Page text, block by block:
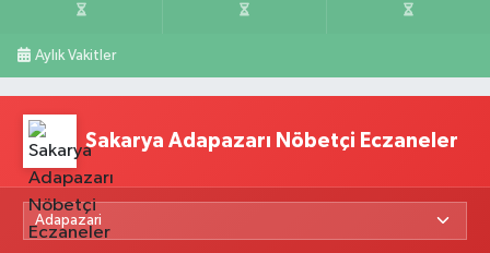
Aylık Vakitler
Sakarya Adapazarı Nöbetçi Eczaneler